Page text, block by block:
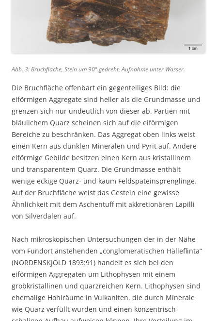
Abb. 3: Bruchfläche, Stein um 90° gedreht, Aufnahme unter Wasser.
Die Bruchfläche offenbart ein gegenteiliges Bild: die
eiförmigen Aggregate sind heller als die Grundmasse und
grenzen sich nur undeutlich von dieser ab. Partien mit
bläulichem Quarz scheinen sich auf die eiförmigen
Bereiche zu beschränken. Das Aggregat oben links weist
einen Kern aus dunklen Mineralen und Pyrit auf. Andere
eiförmige Gebilde besitzen einen Kern aus kristallinem
und transparentem Quarz. Die Grundmasse enthält
wenige eckige Quarz- und kaum Feldspateinsprenglinge.
Auf der Bruchfläche weist das Gestein eine gewisse
Ähnlichkeit mit dem Aschentuff mit akkretionären Lapilli
von Silverdalen auf.
Nach mikroskopischen Untersuchungen der in der Nähe
vom Fundort anstehenden „conglomeratischen Hälleflinta“
(NORDENSKJÖLD 1893:91) handelt es sich bei den
eiförmigen Aggregaten um Lithophysen mit einem
grobkristallinen und quarzreichen Kern. Lithophysen sind
ehemalige Hohlräume in Vulkaniten, die durch Minerale
wie Quarz verfüllt wurden und einen konzentrisch-